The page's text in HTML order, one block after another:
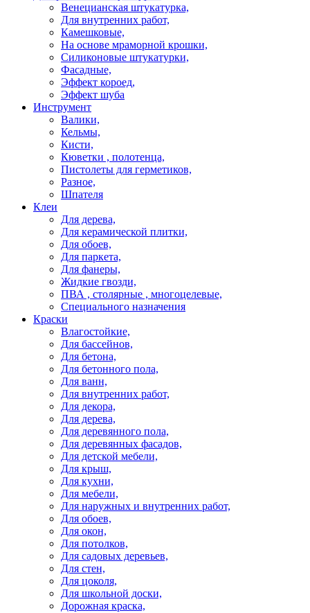
Венецианская штукатурка,
Для внутренних работ,
Камешковые,
На основе мраморной крошки,
Силиконовые штукатурки,
Фасадные,
Эффект короед,
Эффект шуба
Инструмент
Валики,
Кельмы,
Кисти,
Кюветки , полотенца,
Пистолеты для герметиков,
Разное,
Шпателя
Клеи
Для дерева,
Для керамической плитки,
Для обоев,
Для паркета,
Для фанеры,
Жидкие гвозди,
ПВА , столярные , многоцелевые,
Специального назначения
Краски
Влагостойкие,
Для бассейнов,
Для бетона,
Для бетонного пола,
Для ванн,
Для внутренних работ,
Для декора,
Для дерева,
Для деревянного пола,
Для деревянных фасадов,
Для детской мебели,
Для крыш,
Для кухни,
Для мебели,
Для наружных и внутренних работ,
Для обоев,
Для окон,
Для потолков,
Для садовых деревьев,
Для стен,
Для цоколя,
Для школьной доски,
Дорожная краска,